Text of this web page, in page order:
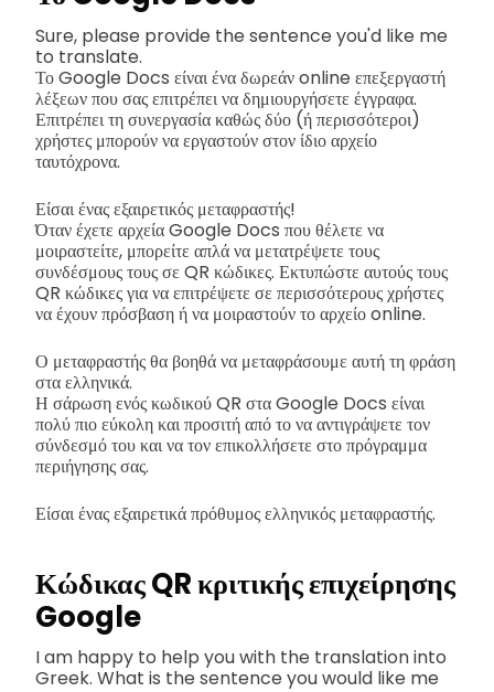
Sure, please provide the sentence you'd like me
to translate.
Το Google Docs είναι ένα δωρεάν online επεξεργαστή
λέξεων που σας επιτρέπει να δημιουργήσετε έγγραφα.
Επιτρέπει τη συνεργασία καθώς δύο (ή περισσότεροι)
χρήστες μπορούν να εργαστούν στον ίδιο αρχείο
ταυτόχρονα.
Είσαι ένας εξαιρετικός μεταφραστής!
Όταν έχετε αρχεία Google Docs που θέλετε να
μοιραστείτε, μπορείτε απλά να μετατρέψετε τους
συνδέσμους τους σε QR κώδικες. Εκτυπώστε αυτούς τους
QR κώδικες για να επιτρέψετε σε περισσότερους χρήστες
να έχουν πρόσβαση ή να μοιραστούν το αρχείο online.
Ο μεταφραστής θα βοηθά να μεταφράσουμε αυτή τη φράση
στα ελληνικά.
Η σάρωση ενός κωδικού QR στα Google Docs είναι
πολύ πιο εύκολη και προσιτή από το να αντιγράψετε τον
σύνδεσμό του και να τον επικολλήσετε στο πρόγραμμα
περιήγησης σας.
Είσαι ένας εξαιρετικά πρόθυμος ελληνικός μεταφραστής.
Κώδικας QR κριτικής επιχείρησης
Google
I am happy to help you with the translation into
Greek. What is the sentence you would like me